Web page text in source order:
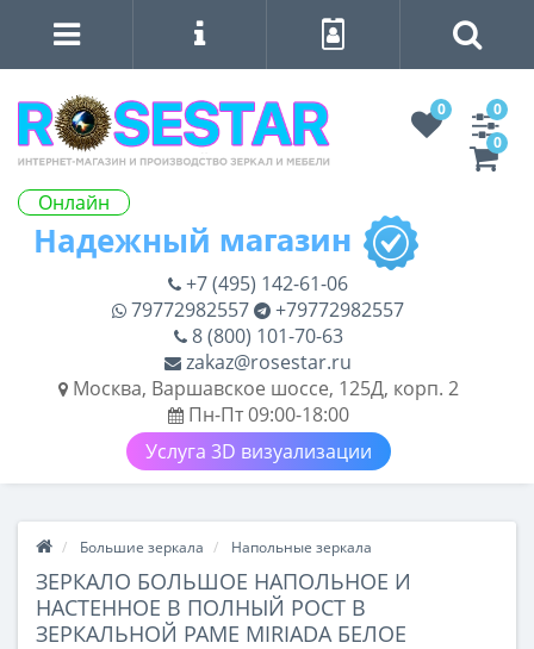
Онлайн
0
0
0
+7 (495) 142-61-06
79772982557
+79772982557
8 (800) 101-70-63
zakaz@rosestar.ru
Москва, Варшавское шоссе, 125Д, корп. 2
Пн-Пт 09:00-18:00
Услуга 3D визуализации
Большие зеркала Напольные зеркала
ЗЕРКАЛО БОЛЬШОЕ НАПОЛЬНОЕ И
НАСТЕННОЕ В ПОЛНЫЙ РОСТ В
ЗЕРКАЛЬНОЙ РАМЕ MIRIADA БЕЛОЕ